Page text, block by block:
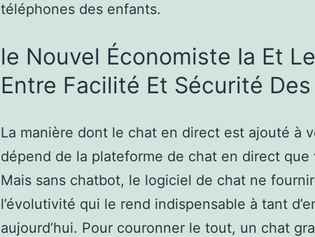
téléphones des enfants.
le Nouvel Économiste Ia Et
Entre Facilité Et Sécurité
La manière dont le chat en direct est ajouté à
dépend de la plateforme de chat en direct que
Mais sans chatbot, le logiciel de chat ne
l’évolutivité qui le rend indispensable à tant
aujourd’hui. Pour couronner le tout, un chat